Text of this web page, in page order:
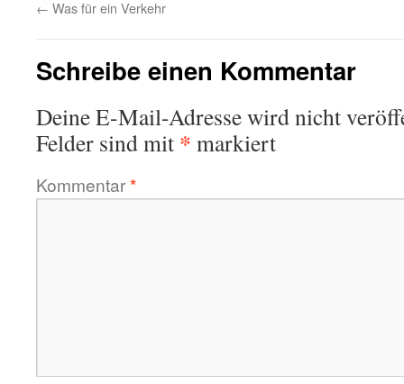
← Was für ein Verkehr
Schreibe einen Kommentar
Deine E-Mail-Adresse wird nicht
Felder sind mit * markiert
Kommentar*